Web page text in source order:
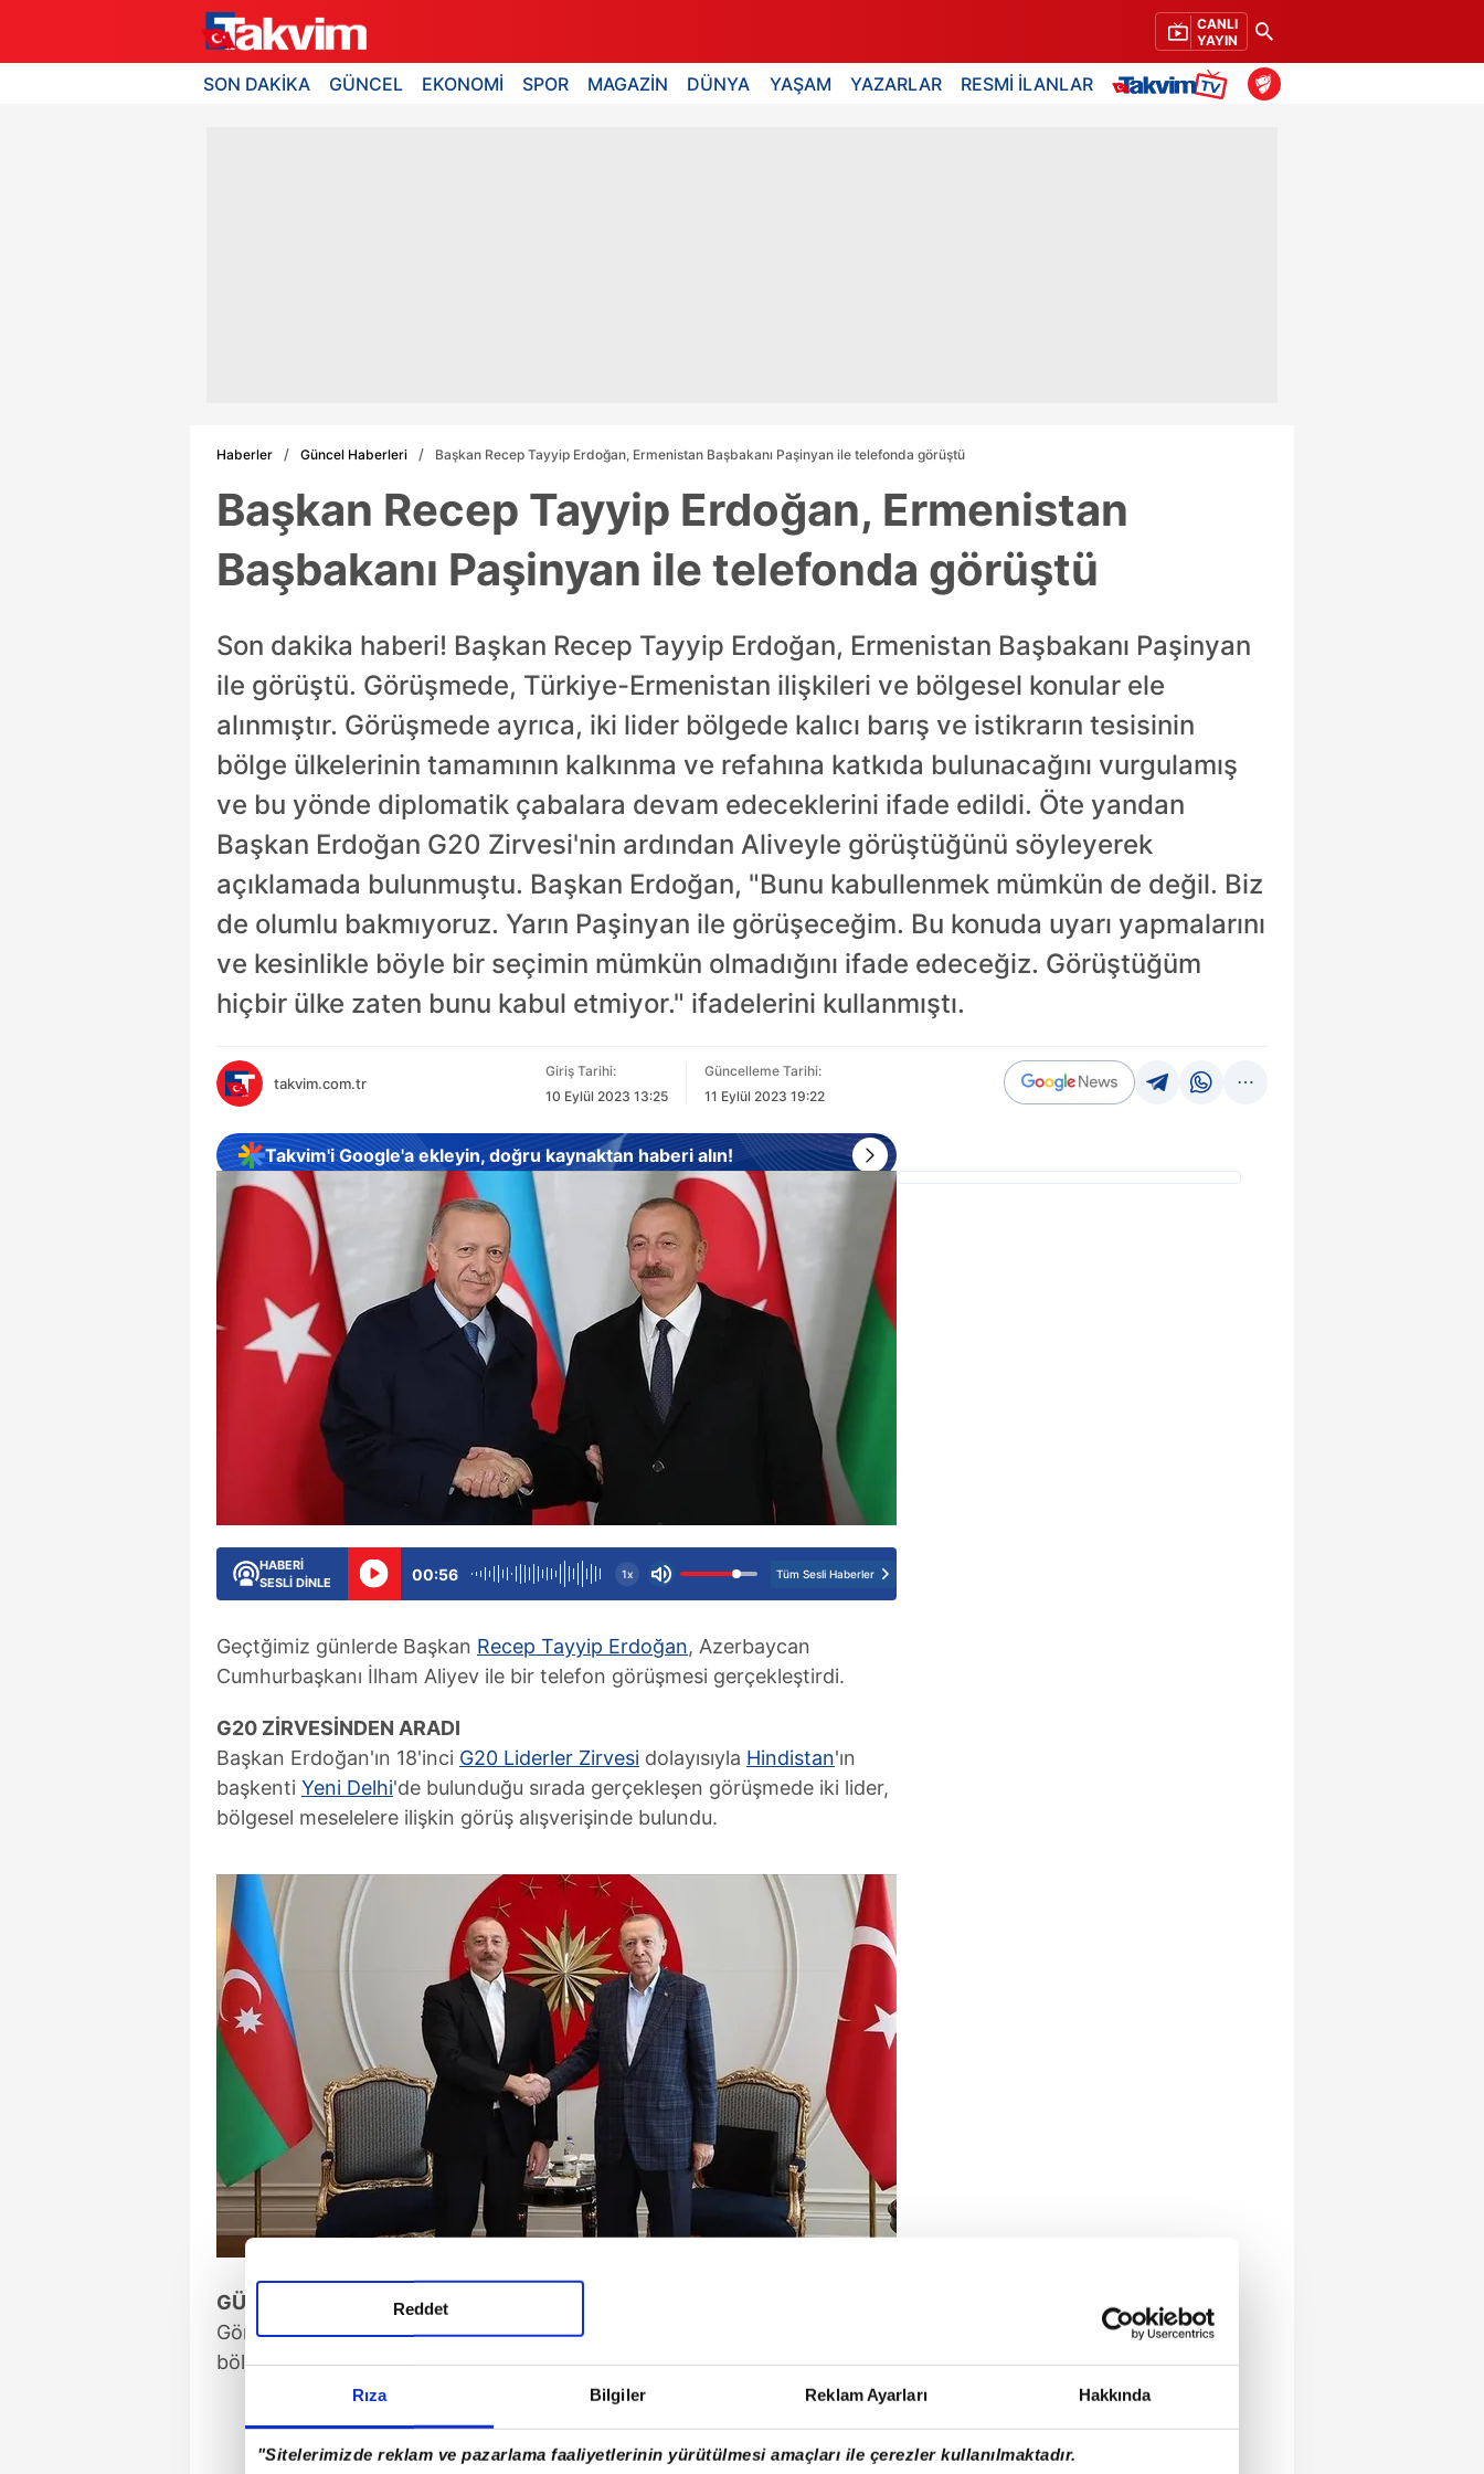
Rıza Bilgiler Reklam Ayarları Hakkında
"Sitelerimizde reklam ve pazarlama faaliyetlerinin yürütülmesi amaçları ile çerezler kullanılmaktadır.
Reddet
CANLI
YAYIN
SON DAKİKA GÜNCEL EKONOMİ SPOR MAGAZİN DÜNYA YAŞAM YAZARLAR RESMİ İLANLAR
Haberler Güncel Haberleri Başkan Recep Tayyip Erdoğan, Ermenistan Başbakanı Paşinyan ile telefonda görüştü
Başkan Recep Tayyip Erdoğan, Ermenistan
Başbakanı Paşinyan ile telefonda görüştü
Son dakika haberi! Başkan Recep Tayyip Erdoğan, Ermenistan Başbakanı Paşinyan
ile görüştü. Görüşmede, Türkiye-Ermenistan ilişkileri ve bölgesel konular ele
alınmıştır. Görüşmede ayrıca, iki lider bölgede kalıcı barış ve istikrarın tesisinin
bölge ülkelerinin tamamının kalkınma ve refahına katkıda bulunacağını vurgulamış
ve bu yönde diplomatik çabalara devam edeceklerini ifade edildi. Öte yandan
Başkan Erdoğan G20 Zirvesi'nin ardından Aliveyle görüştüğünü söyleyerek
açıklamada bulunmuştu. Başkan Erdoğan, "Bunu kabullenmek mümkün de değil. Biz
de olumlu bakmıyoruz. Yarın Paşinyan ile görüşeceğim. Bu konuda uyarı yapmalarını
ve kesinlikle böyle bir seçimin mümkün olmadığını ifade edeceğiz. Görüştüğüm
hiçbir ülke zaten bunu kabul etmiyor." ifadelerini kullanmıştı.
takvim.com.tr
Giriş Tarihi:
10 Eylül 2023 13:25
Güncelleme Tarihi:
11 Eylül 2023 19:22
Takvim'i Google'a ekleyin, doğru kaynaktan haberi alın!
HABERİ
SESLİ DİNLE
00:56 1x Tüm Sesli Haberler
Geçtğimiz günlerde Başkan Recep Tayyip Erdoğan, Azerbaycan
Cumhurbaşkanı İlham Aliyev ile bir telefon görüşmesi gerçekleştirdi.
G20 ZİRVESİNDEN ARADI
Başkan Erdoğan'ın 18'inci G20 Liderler Zirvesi dolayısıyla Hindistan'ın
başkenti Yeni Delhi'de bulunduğu sırada gerçekleşen görüşmede iki lider,
bölgesel meselelere ilişkin görüş alışverişinde bulundu.
GÜNDEM ERMENİSTAN
Görüşmede, Azerbaycan -Ermenistanilişkileri ve Azerbaycan'ın
bölgesinde son günlerde yaşanan olaylar da ele alındı.